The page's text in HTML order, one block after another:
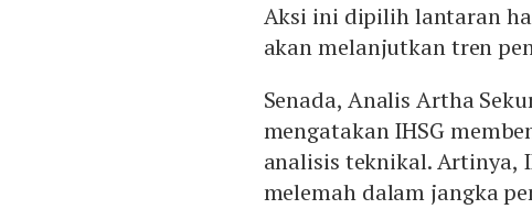
Aksi ini dipilih lantaran
akan melanjutkan tren
Senada, Analis Artha
mengatakan IHSG
analisis teknikal. Artinya,
melemah dalam jangka